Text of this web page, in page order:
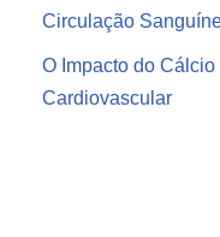
Circulação
O Impacto do
Cardiovascular